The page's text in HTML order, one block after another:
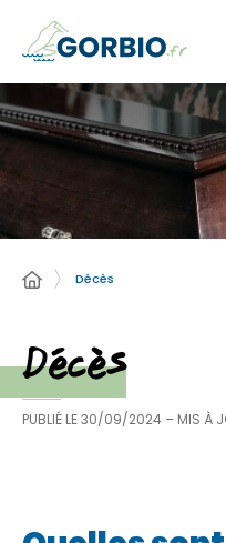
Décès
Décès
PUBLIÉ LE30/09/2024 – MIS À